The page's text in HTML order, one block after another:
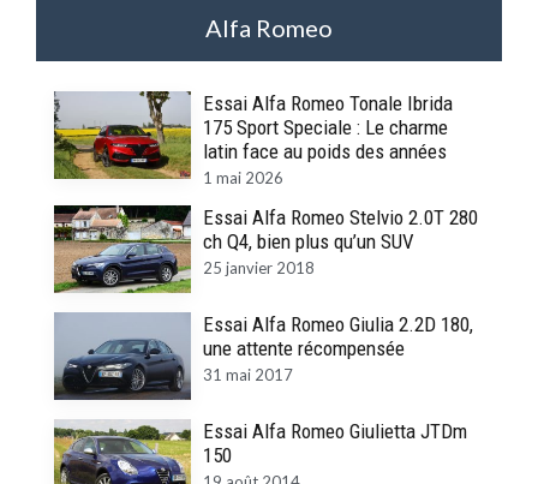
Alfa Romeo
Essai Alfa Romeo Tonale Ibrida
175 Sport Speciale : Le charme
latin face au poids des années
1 mai 2026
Essai Alfa Romeo Stelvio 2.0T 280
ch Q4, bien plus qu’un SUV
25 janvier 2018
Essai Alfa Romeo Giulia 2.2D 180,
une attente récompensée
31 mai 2017
Essai Alfa Romeo Giulietta JTDm
150